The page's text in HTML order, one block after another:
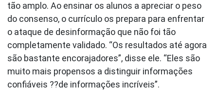
tão amplo. Ao ensinar os alunos a apreciar o peso
do consenso, o currículo os prepara para enfrentar
o ataque de desinformação que não foi tão
completamente validado. “Os resultados até agora
são bastante encorajadores”, disse ele. “Eles são
muito mais propensos a distinguir informações
confiáveis ??de informações incríveis”.